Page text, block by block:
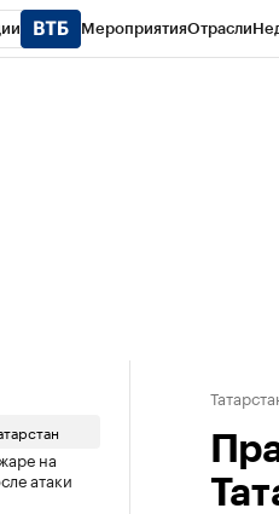
МероприятияОтрасли
на
атаки